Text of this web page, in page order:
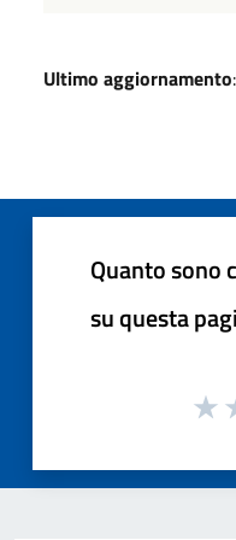
Ultimo aggiornamento
Quanto sono
su questa